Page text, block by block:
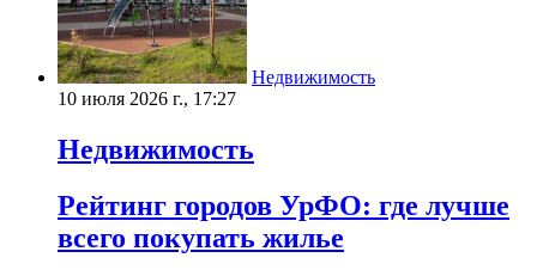
Недвижимость
10 июля 2026 г., 17:27
Недвижимость
Рейтинг городов УрФО: где лучше
всего покупать жилье